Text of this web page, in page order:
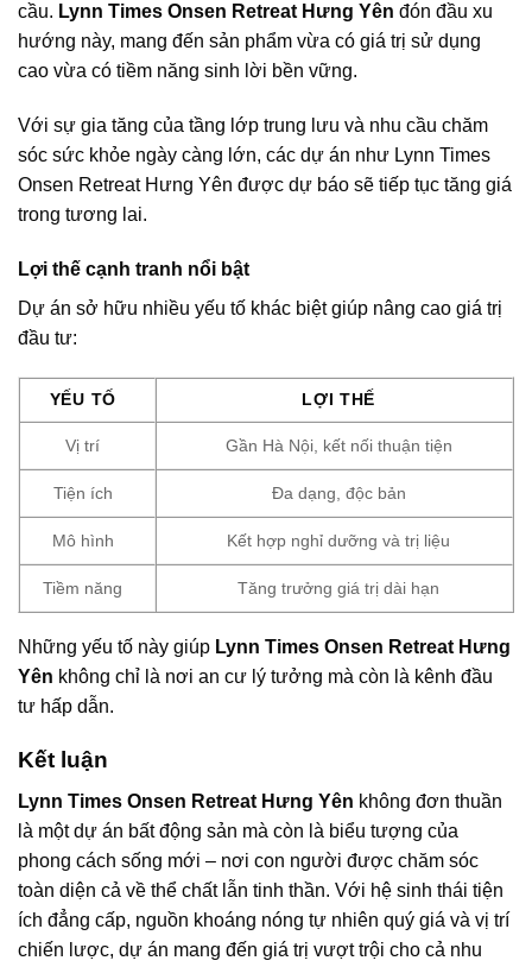
cầu. Lynn Times Onsen Retreat Hưng Yên đón đầu xu
hướng này, mang đến sản phẩm vừa có giá trị sử dụng
cao vừa có tiềm năng sinh lời bền vững.
Với sự gia tăng của tầng lớp trung lưu và nhu cầu chăm
sóc sức khỏe ngày càng lớn, các dự án như Lynn Times
Onsen Retreat Hưng Yên được dự báo sẽ tiếp tục tăng giá
trong tương lai.
Lợi thế cạnh tranh nổi bật
Dự án sở hữu nhiều yếu tố khác biệt giúp nâng cao giá trị
đầu tư:
YẾU TỐ LỢI THẾ
Vị trí Gần Hà Nội, kết nối thuận tiện
Tiện ích Đa dạng, độc bản
Mô hình Kết hợp nghỉ dưỡng và trị liệu
Tiềm năng Tăng trưởng giá trị dài hạn
Những yếu tố này giúp Lynn Times Onsen Retreat Hưng
Yên không chỉ là nơi an cư lý tưởng mà còn là kênh đầu
tư hấp dẫn.
Kết luận
Lynn Times Onsen Retreat Hưng Yên không đơn thuần
là một dự án bất động sản mà còn là biểu tượng của
phong cách sống mới – nơi con người được chăm sóc
toàn diện cả về thể chất lẫn tinh thần. Với hệ sinh thái tiện
ích đẳng cấp, nguồn khoáng nóng tự nhiên quý giá và vị trí
chiến lược, dự án mang đến giá trị vượt trội cho cả nhu